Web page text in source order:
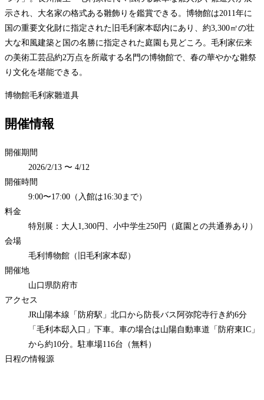
示され、大名家の格式ある雛飾りを鑑賞できる。博物館は2011年に
国の重要文化財に指定された旧毛利家本邸内にあり、約3,300㎡の壮
大な和風建築と国の名勝に指定された庭園も見どころ。毛利家伝来
の美術工芸品約2万点を所蔵する名門の博物館で、春の華やかな雛祭
り文化を堪能できる。
博物館毛利家雛道具
開催情報
開催期間
2026/2/13 〜 4/12
開催時間
9:00〜17:00（入館は16:30まで）
料金
特別展：大人1,300円、小中学生250円（庭園との共通券あり）
会場
毛利博物館（旧毛利家本邸）
開催地
山口県防府市
アクセス
JR山陽本線「防府駅」北口から防長バス阿弥陀寺行き約6分
「毛利本邸入口」下車。車の場合は山陽自動車道「防府東IC」
から約10分。駐車場116台（無料）
日程の情報源